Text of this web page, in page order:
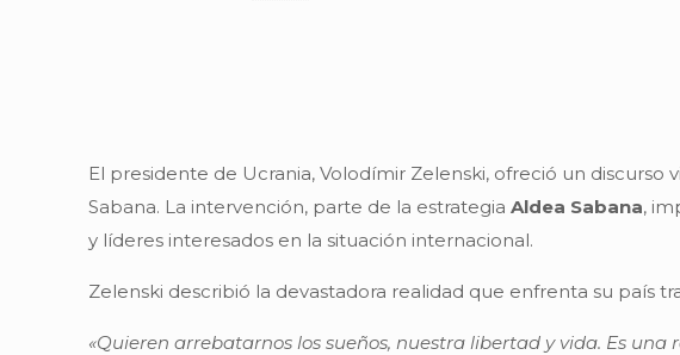
El presidente de Ucrania, Volodímir Zelenski, ofreció un
Sabana. La intervención, parte de la estrategiaAldea Sabana,
y líderes interesados en la situación internacional.
Zelenski describió la devastadora realidad que enfrenta su país
«Quieren arrebatarnos los sueños, nuestra libertad y vida. Es